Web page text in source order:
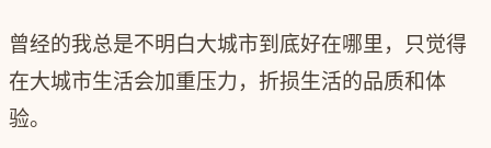
曾经的我总是不明白大城市到底好在哪里，只觉得
在大城市生活会加重压力，折损生活的品质和体
验。